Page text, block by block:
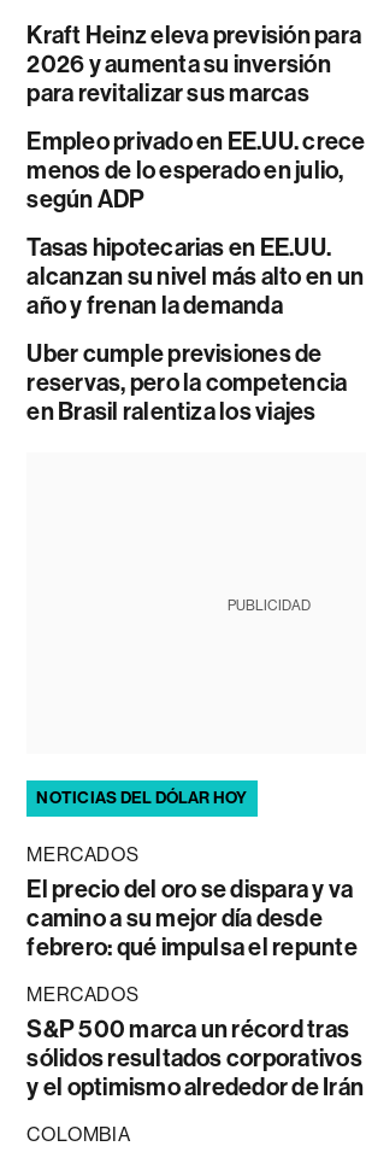
Kraft Heinz eleva previsión para
2026 y aumenta su inversión
para revitalizar sus marcas
Empleo privado en EE.UU. crece
menos de lo esperado en julio,
según ADP
Tasas hipotecarias en EE.UU.
alcanzan su nivel más alto en un
año y frenan la demanda
Uber cumple previsiones de
reservas, pero la competencia
en Brasil ralentiza los viajes
PUBLICIDAD
NOTICIAS DEL DÓLAR HOY
MERCADOS
El precio del oro se dispara y va
camino a su mejor día desde
febrero: qué impulsa el repunte
MERCADOS
S&P 500 marca un récord tras
sólidos resultados corporativos
y el optimismo alrededor de Irán
COLOMBIA